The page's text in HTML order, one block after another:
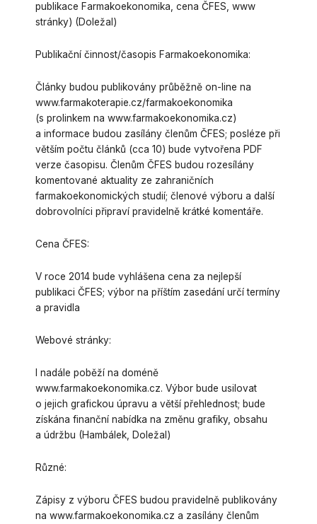
publikace Farmakoekonomika, cena ČFES, www
stránky) (Doležal)
Publikační činnost/časopis Farmakoekonomika:
Články budou publikovány průběžně on-line na
www.farmakoterapie.cz/farmakoekonomika
(s prolinkem na www.farmakoekonomika.cz)
a informace budou zasílány členům ČFES; posléze při
větším počtu článků (cca 10) bude vytvořena PDF
verze časopisu. Členům ČFES budou rozesílány
komentované aktuality ze zahraničních
farmakoekonomických studií; členové výboru a další
dobrovolníci připraví pravidelně krátké komentáře.
Cena ČFES:
V roce 2014 bude vyhlášena cena za nejlepší
publikaci ČFES; výbor na příštím zasedání určí termíny
a pravidla
Webové stránky:
I nadále poběží na doméně
www.farmakoekonomika.cz. Výbor bude usilovat
o jejich grafickou úpravu a větší přehlednost; bude
získána finanční nabídka na změnu grafiky, obsahu
a údržbu (Hambálek, Doležal)
Různé:
Zápisy z výboru ČFES budou pravidelně publikovány
na www.farmakoekonomika.cz a zasílány členům